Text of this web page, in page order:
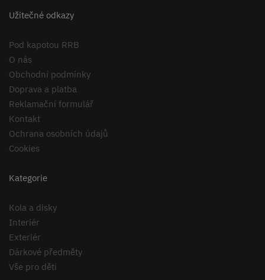
Užitečné odkazy
Pod kapotou RRB
O nás
Obchodní podmínky
Doprava a platba
Reklamační formulář
Kontakt
Ochrana osobních údajů
Cookies
Kategorie
Kola a disky
Interiér
Exteriér
Dárkové předměty
Vše pro děti